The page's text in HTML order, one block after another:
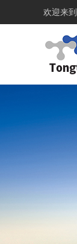
欢迎来到